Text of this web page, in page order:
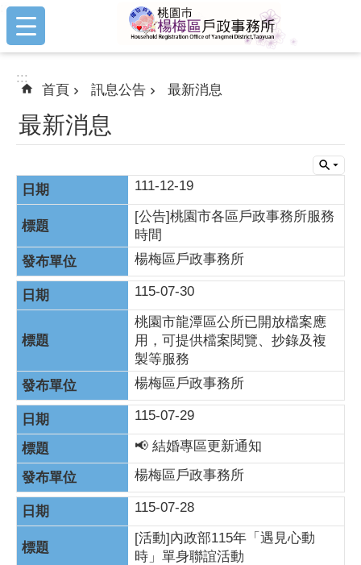
跳到主要內容區塊
:::
:::
首頁 訊息公告 最新消息
最新消息
111-12-19
[公告]桃園市各區戶政事務所服務
時間
楊梅區戶政事務所
115-07-30
桃園市龍潭區公所已開放檔案應
用，可提供檔案閱覽、抄錄及複
製等服務
楊梅區戶政事務所
115-07-29
📢 結婚專區更新通知
楊梅區戶政事務所
115-07-28
[活動]內政部115年「遇見心動
時」單身聯誼活動